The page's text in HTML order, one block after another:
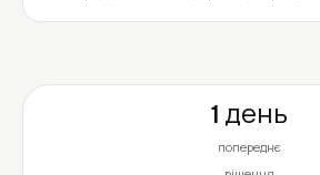
1 день
попереднє